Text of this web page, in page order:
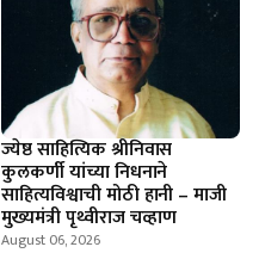
ज्येष्ठ साहित्यिक श्रीनिवास
कुलकर्णी यांच्या निधनाने
साहित्यविश्वाची मोठी हानी – माजी
मुख्यमंत्री पृथ्वीराज चव्हाण
August 06, 2026